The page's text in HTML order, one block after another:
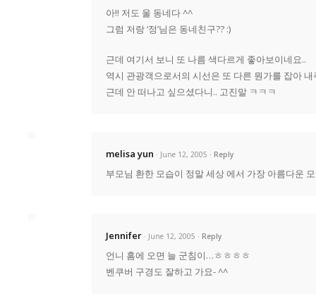
아!! 저도 울 동네다 ^^
그럼 저랑 ‘정’님은 동네친구?? :)
근데 여기서 보니 또 나름 색다르게 좋아보이네요..
역시 관광객으로서의 시선은 또 다른 뭔가를 잡아
근데 안 떠나고 싶으셨다니.. 고진말 ㅋㅋㅋ
melisa yun · June 12, 2005 Reply
부모님 환한 모습이 정말 세상 에서 가장 아름다운
Jennifer · June 12, 2005 Reply
언니 홈에 오면 늘 군침이…ㅎㅎㅎㅎ
벤쿠버 구경도 잘하고 가요- ^^